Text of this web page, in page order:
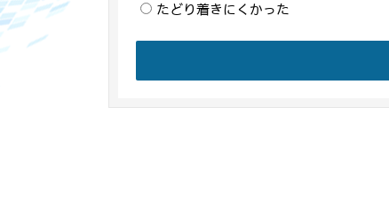
たどり着きにくかった